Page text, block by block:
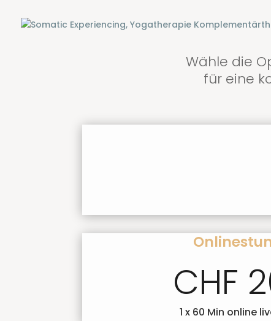
Wähle die
für eine
CHF
1 x 60 Min online